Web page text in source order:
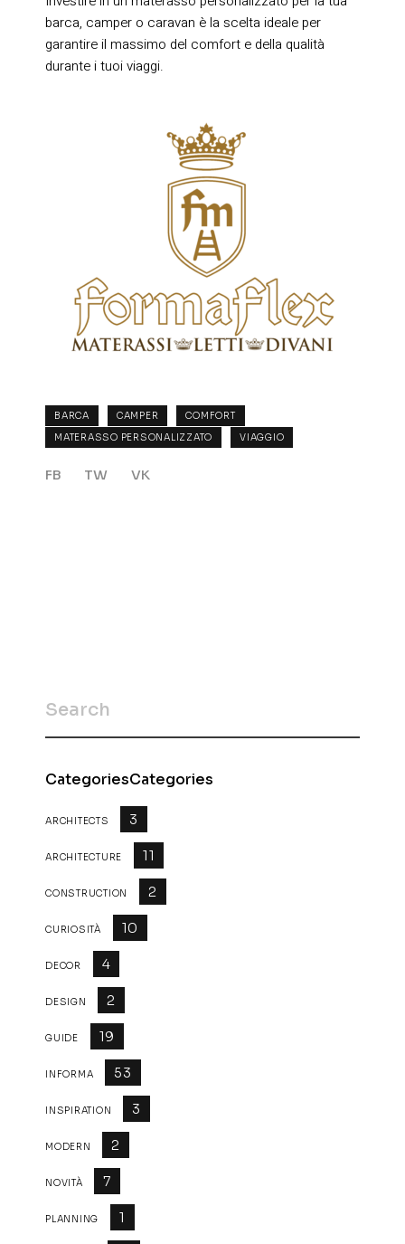
barca, camper o caravan è la scelta ideale per
garantire il massimo del comfort e della qualità
durante i tuoi viaggi.
BARCA CAMPER
COMFORT
MATERASSO PERSONALIZZATO
VIAGGIO
FB TW VK
CategoriesCategories
ARCHITECTS 3
ARCHITECTURE 11
CONSTRUCTION 2
CURIOSITÀ 10
DECOR 4
DESIGN 2
GUIDE 19
INFORMA 53
INSPIRATION 3
MODERN 2
NOVITÀ 7
PLANNING 1